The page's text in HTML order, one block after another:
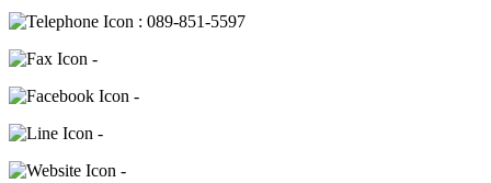
: 089-851-5597
-
-
-
-